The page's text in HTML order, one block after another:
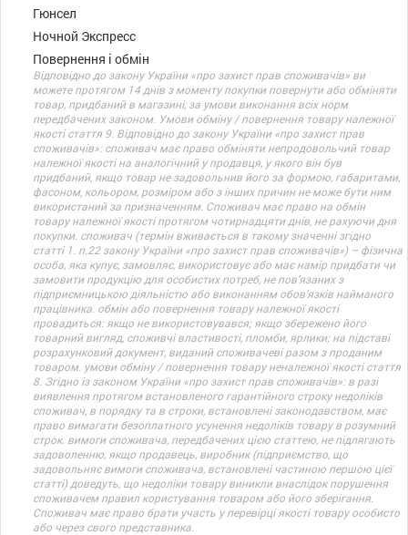
Гюнсел
Ночной Экспресс
Повернення і обмін
Відповідно до закону України «про захист прав споживачів» ви
можете протягом 14 днів з моменту покупки повернути або обміняти
товар, придбаний в магазині, за умови виконання всіх норм
передбачених законом. Умови обміну / повернення товару належної
якості стаття 9. Відповідно до закону України «про захист прав
споживачів»: споживач має право обміняти непродовольчий товар
належної якості на аналогічний у продавця, у якого він був
придбаний, якщо товар не задовольнив його за формою, габаритами,
фасоном, кольором, розміром або з інших причин не може бути ним
використаний за призначенням. Споживач має право на обмін
товару належної якості протягом чотирнадцяти днів, не рахуючи дня
покупки. споживач (термін вживається в такому значенні згідно
статті 1. п.22 закону України «про захист прав споживачів») – фізична
особа, яка купує, замовляє, використовує або має намір придбати чи
замовити продукцію для особистих потреб, не пов’язаних з
підприємницькою діяльністю або виконанням обов’язків найманого
працівника. обмін або повернення товару належної якості
провадиться: якщо не використовувався; якщо збережено його
товарний вигляд, споживчі властивості, пломби, ярлики; на підставі
розрахунковий документ, виданий споживачеві разом з проданим
товаром. умови обміну / повернення товару неналежної якості стаття
8. Згідно із законом України «про захист прав споживачів»: в разі
виявлення протягом встановленого гарантійного строку недоліків
споживач, в порядку та в строки, встановлені законодавством, має
право вимагати безоплатного усунення недоліків товару в розумний
строк. вимоги споживача, передбачених цією статтею, не підлягають
задоволенню, якщо продавець, виробник (підприємство, що
задовольняє вимоги споживача, встановлені частиною першою цієї
статті) доведуть, що недоліки товару виникли внаслідок порушення
споживачем правил користування товаром або його зберігання.
Споживач має право брати участь у перевірці якості товару особисто
або через свого представника.